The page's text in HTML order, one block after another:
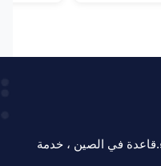
في الصين ، خدمة